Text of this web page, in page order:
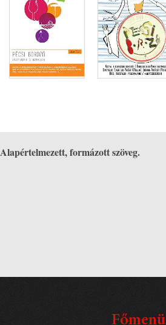
Alapértelmezett, formázott szöveg.
Főmenü